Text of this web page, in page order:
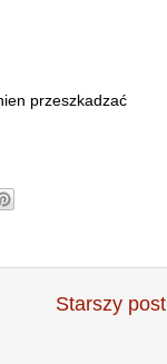
przeszkadzać
Starszy post